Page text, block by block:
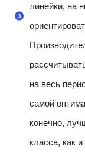
линейки, на
на весь
самой
конечно,
класса, как